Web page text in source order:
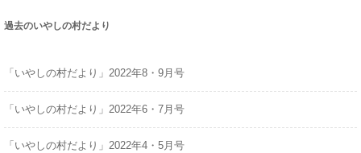
o
:
過去のいやしの村だより
「いやしの村だより」2022年8・9月号
「いやしの村だより」2022年6・7月号
「いやしの村だより」2022年4・5月号